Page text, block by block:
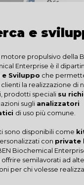
e
propulsivo della
Enterprise è il
e Sviluppo che
la realizzazione di
prodotti speciali su
sugli analizzatori
di uso più comune.
sono disponibili come
con private
Biochemical
semilavorati ad alte
per chi volesse